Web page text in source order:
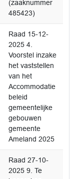
(zaaknummer
485423)
Raad 15-12-
2025 4.
Voorstel inzake
het vaststellen
van het
Accommodatie
beleid
gemeentelijke
gebouwen
gemeente
Ameland 2025
Raad 27-10-
2025 9. Te